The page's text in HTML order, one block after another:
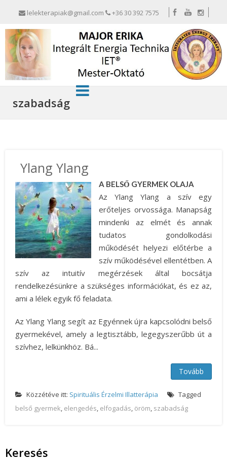
lelekterapiak@gmail.com +36 30 392 7575
szabadság
Ylang Ylang
A BELSŐ GYERMEK OLAJA
Az Ylang Ylang a szív egy
erőteljes orvossága. Manapság
mindenki az elmét és annak
tudatos gondolkodási
működését helyezi előtérbe a
szív működésével ellentétben. A
szív az intuitív megérzések által bocsátja
rendelkezésünkre a szükséges információkat, és ez az,
ami a lélek egyik fő feladata.
Az Ylang Ylang segít az Egyénnek újra kapcsolódni belső
gyermekével, amely a legtisztább, legegyszerűbb út a
szívhez, lelkünkhöz. Bá...
Tovább
Közzétéve itt: Spirituális Érzelmi Illatterápia
Tagged
belső gyermek, elengedés, elfogadás, öröm, szabadság
Keresés